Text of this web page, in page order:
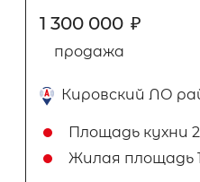
1 300 000 ₽
продажа
Кировский ЛО
Площадь кухни
Жилая площадь